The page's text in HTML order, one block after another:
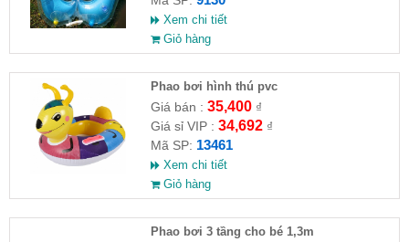
Xem chi tiết
Giỏ hàng
Phao bơi hình thú pvc
Giá bán : 35,400₫
Giá sỉ VIP : 34,692₫
Mã SP: 13461
Xem chi tiết
Giỏ hàng
Phao bơi 3 tầng cho bé 1,3m